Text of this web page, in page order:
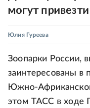
могут
Юлия Гуреева
Зоопарки России,
заинтересованы в
Южно-
этом ТАСС в